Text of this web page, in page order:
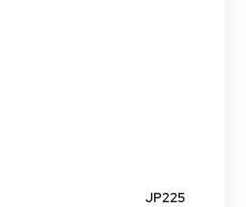
JP225